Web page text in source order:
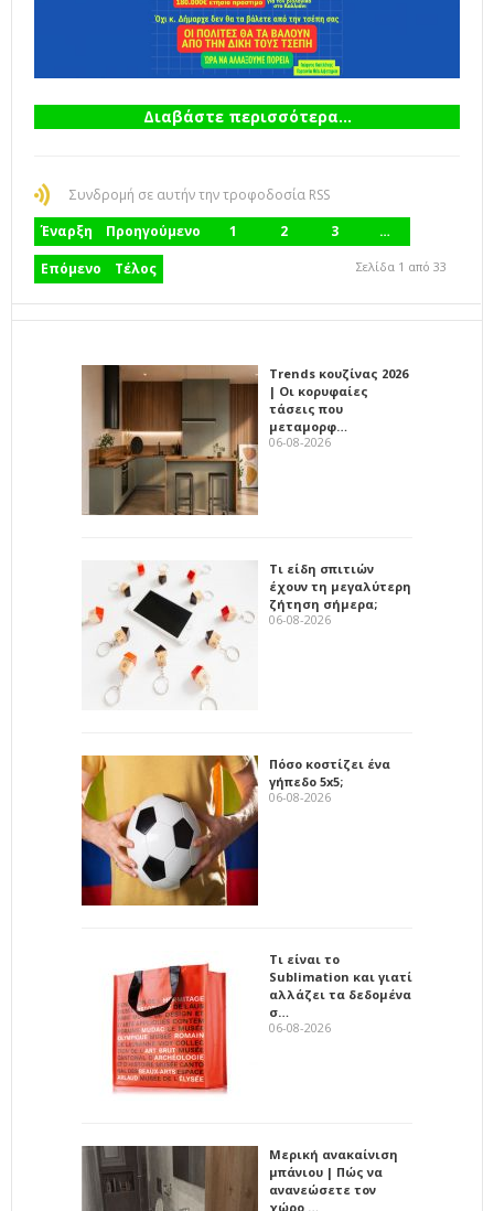
Διαβάστε περισσότερα...
Συνδρομή σε αυτήν την τροφοδοσία RSS
Έναρξη
Προηγούμενο 1 2 3
…
Επόμενο
Τέλος Σελίδα 1 από 33
Trends κουζίνας 2026
| Οι κορυφαίες
τάσεις που
μεταμορφ…
06-08-2026
Τι είδη σπιτιών
έχουν τη μεγαλύτερη
ζήτηση σήμερα;
06-08-2026
Πόσο κοστίζει ένα
γήπεδο 5x5;
06-08-2026
Τι είναι το
Sublimation και γιατί
αλλάζει τα δεδομένα
σ…
06-08-2026
Μερική ανακαίνιση
μπάνιου | Πώς να
ανανεώσετε τον
χώρο …